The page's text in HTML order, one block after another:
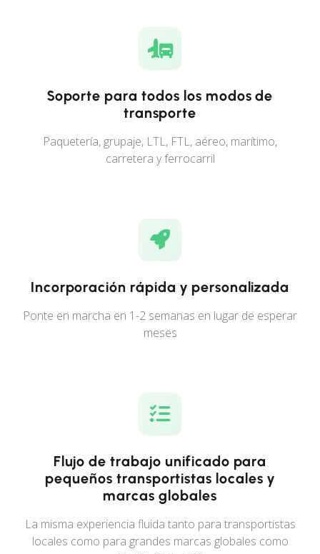
Soporte para todos los modos de
transporte
Paquetería, grupaje, LTL, FTL, aéreo, marítimo,
carretera y ferrocarril
Incorporación rápida y personalizada
Ponte en marcha en 1-2 semanas en lugar de esperar
meses
Flujo de trabajo unificado para
pequeños transportistas locales y
marcas globales
La misma experiencia fluida tanto para transportistas
locales como para grandes marcas globales como